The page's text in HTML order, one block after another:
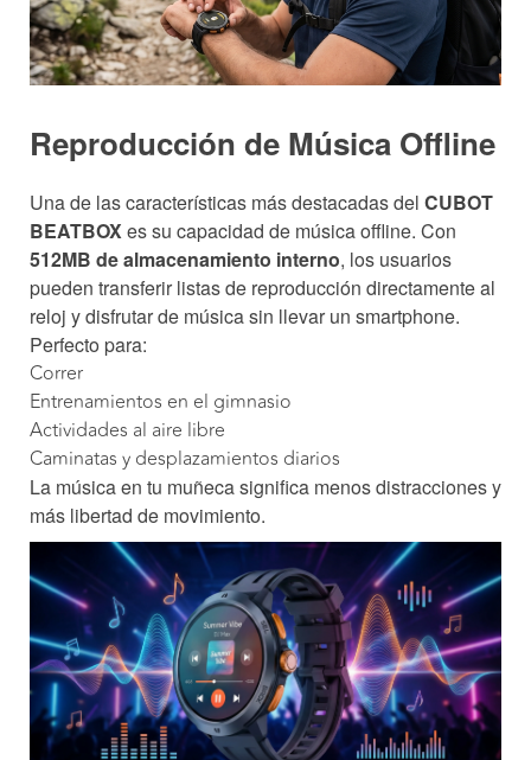
Reproducción de Música Offline
Una de las características más destacadas del CUBOT
BEATBOXes su capacidad de música offline. Con
512MB de almacenamiento interno, los usuarios
pueden transferir listas de reproducción directamente al
reloj y disfrutar de música sin llevar un smartphone.
Perfecto para:
Correr
Entrenamientos en el gimnasio
Actividades al aire libre
Caminatas y desplazamientos diarios
La música en tu muñeca significa menos distracciones y
más libertad de movimiento.